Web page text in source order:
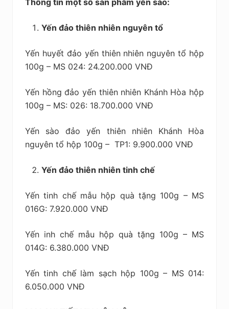
Yến đảo thiên nhiên nguyên tổ
Yến huyết đảo yến thiên nhiên nguyên tổ hộp
100g – MS 024: 24.200.000 VNĐ
Yến hồng đảo yến thiên nhiên Khánh Hòa hộp
100g – MS: 026: 18.700.000 VNĐ
Yến sào đảo yến thiên nhiên Khánh Hòa
nguyên tổ hộp 100g – TP1: 9.900.000 VNĐ
Yến đảo thiên nhiên tinh chế
Yến tinh chế mẫu hộp quà tặng 100g – MS
016G: 7.920.000 VNĐ
Yến inh chế mẫu hộp quà tặng 100g – MS
014G: 6.380.000 VNĐ
Yến tinh chế làm sạch hộp 100g – MS 014:
6.050.000 VNĐ